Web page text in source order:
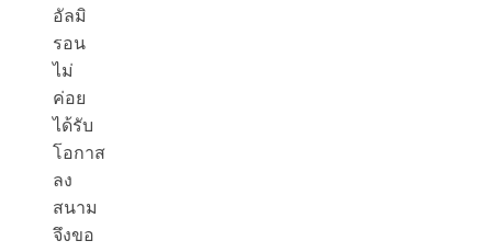
อัลมิ
รอน
ไม่
ค่อย
ได้รับ
โอกาส
ลง
สนาม
จึงขอ